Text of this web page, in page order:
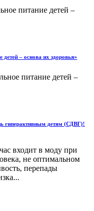
питание детей –
– основа их здоровья»
питание детей –
гиперактивным детям (СДВГ)!
входит в моду при
не оптимальном
перепады